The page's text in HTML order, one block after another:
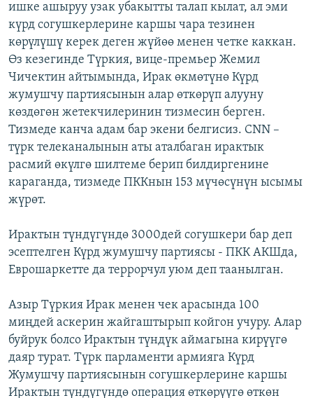
ишке ашыруу узак убакытты талап кылат, ал эми
күрд согушкерлерине каршы чара тезинен
көрүлүшү керек деген жүйөө менен четке каккан.
Өз кезегинде Түркия, вице-премьер Жемил
Чичектин айтымында, Ирак өкмөтүнө Күрд
жумушчу партиясынын алар өткөрүп алууну
көздөгөн жетекчилеринин тизмесин берген.
Тизмеде канча адам бар экени белгисиз. СNN –
түрк телеканалынын аты аталбаган ирактык
расмий өкүлгө шилтеме берип билдиргенине
караганда, тизмеде ПККнын 153 мүчөсүнүн ысымы
жүрөт.
Ирактын түндүгүндө 3000дей согушкери бар деп
эсептелген Күрд жумушчу партиясы - ПКК АКШда,
Еврошаркетте да террорчул уюм деп таанылган.
Азыр Түркия Ирак менен чек арасында 100
миңдей аскерин жайгаштырып койгон учуру. Алар
буйрук болсо Ирактын түндүк аймагына кирүүгө
даяр турат. Түрк парламенти армияга Күрд
Жумушчу партиясынын согушкерлерине каршы
Ирактын түндүгүндө операция өткөрүүгө өткөн